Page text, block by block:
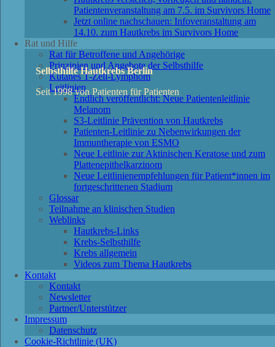
Patientenveranstaltung am 7.5. im Survivors Home
Jetzt online nachschauen: Infoveranstaltung am
14.10. zum Hautkrebs im Survivors Home
Rat und Hilfe
Rat für Betroffene und Angehörige
Prinzipien und Angebote der Selbsthilfe
Kutanes T-Zell-Lymphom
Leitlinien
Endlich veröffentlicht: Neue Patientenleitlinie
Melanom
S3-Leitlinie Prävention von Hautkrebs
Patienten-Leitlinie zu Nebenwirkungen der
Immuntherapie von ESMO
Neue Leitlinie zur Aktinischen Keratose und zum
Plattenepithelkarzinom
Neue Leitlinienempfehlungen für Patient*innen im
fortgeschrittenen Stadium
Glossar
Teilnahme an klinischen Studien
Weblinks
Hautkrebs-Links
Krebs-Selbsthilfe
Krebs allgemein
Videos zum Thema Hautkrebs
Kontakt
Kontakt
Newsletter
Partner/Unterstützer
Impressum
Datenschutz
Cookie-Richtlinie (UK)
Selbsthilfe Hautkrebs Berlin
Seit 1998 von Patienten für Patienten